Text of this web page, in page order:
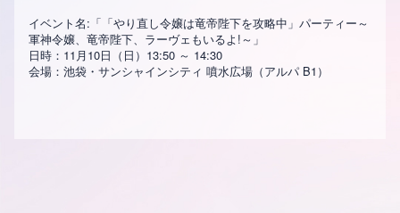
イベント名:「「やり直し令嬢は竜帝陛下を攻略中」パーティー～
軍神令嬢、竜帝陛下、ラーヴェもいるよ!～」
日時：11月10日（日）13:50 ～ 14:30
会場：池袋・サンシャインシティ 噴水広場（アルパ B1）